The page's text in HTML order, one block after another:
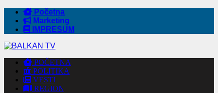
Početna
Marketing
IMPRESUM
POČETNA
POLITIKA
VESTI
REGION